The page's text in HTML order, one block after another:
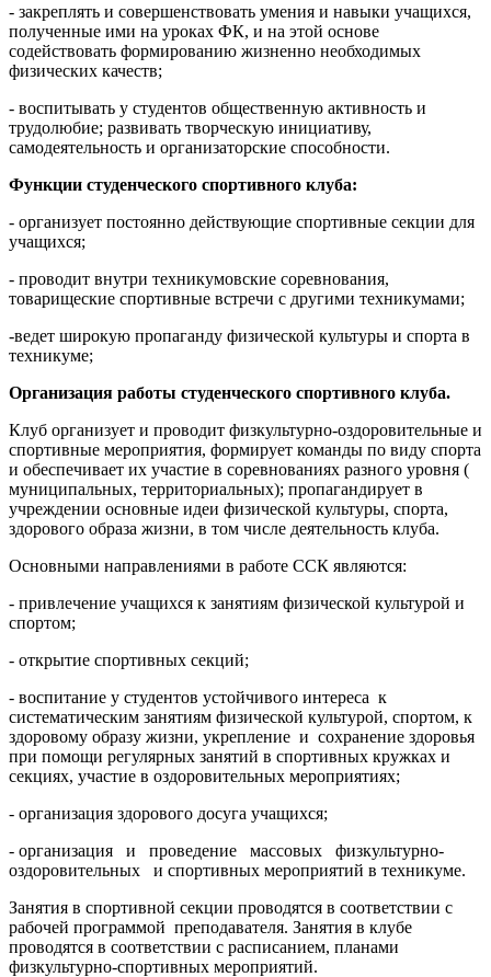
- закреплять и совершенствовать умения и навыки учащихся,
полученные ими на уроках ФК, и на этой основе
содействовать формированию жизненно необходимых
физических качеств;
- воспитывать у студентов общественную активность и
трудолюбие; развивать творческую инициативу,
самодеятельность и организаторские способности.
Функции студенческого спортивного клуба:
- организует постоянно действующие спортивные секции для
учащихся;
- проводит внутри техникумовские соревнования,
товарищеские спортивные встречи с другими техникумами;
-ведет широкую пропаганду физической культуры и спорта в
техникуме;
Организация работы студенческого спортивного клуба.
Клуб организует и проводит физкультурно-оздоровительные и
спортивные мероприятия, формирует команды по виду спорта
и обеспечивает их участие в соревнованиях разного уровня (
муниципальных, территориальных); пропагандирует в
учреждении основные идеи физической культуры, спорта,
здорового образа жизни, в том числе деятельность клуба.
Основными направлениями в работе ССК являются:
- привлечение учащихся к занятиям физической культурой и
спортом;
- открытие спортивных секций;
- воспитание у студентов устойчивого интереса к
систематическим занятиям физической культурой, спортом, к
здоровому образу жизни, укрепление и сохранение здоровья
при помощи регулярных занятий в спортивных кружках и
секциях, участие в оздоровительных мероприятиях;
- организация здорового досуга учащихся;
- организация и проведение массовых физкультурно-
оздоровительных и спортивных мероприятий в техникуме.
Занятия в спортивной секции проводятся в соответствии с
рабочей программой преподавателя. Занятия в клубе
проводятся в соответствии с расписанием, планами
физкультурно-спортивных мероприятий.